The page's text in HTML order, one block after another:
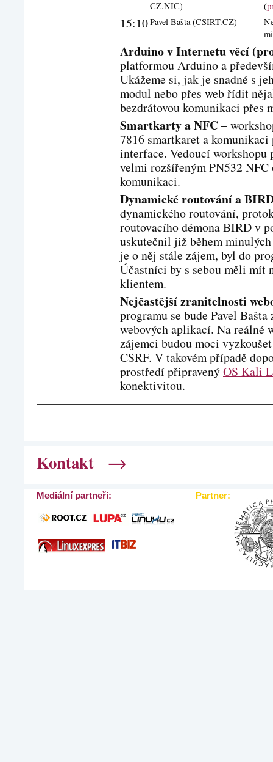
CZ.NIC) (
15:10Pavel Bašta (CSIRT.CZ)
Arduino v Internetu věcí
platformou Arduino a
Ukážeme si, jak je snadné s
modul nebo přes web řídit
bezdrátovou komunikaci přes
Smartkarty a NFC–
7816 smartkaret a
interface. Vedoucí
velmi rozšířeným PN532
komunikaci.
Dynamické routování a
dynamického routování,
routovacího démona BIRD v
uskutečnil již během
je o něj stále zájem, byl do
Účastníci by s sebou měli mít
klientem.
Nejčastější zranitelnosti
programu se bude Pavel
webových aplikací. Na reálné
zájemci budou moci
CSRF. V takovém případě
prostředí připravenýOS Kali
konektivitou.
Kontakt →
Mediální partneři: Partner: